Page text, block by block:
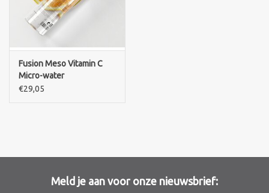
PCA SKINCARE
Ekseption Skincare
Fusion Meso Vitamin C
Micro-water
€29,05
Meld je aan voor onze nieuwsbrief: